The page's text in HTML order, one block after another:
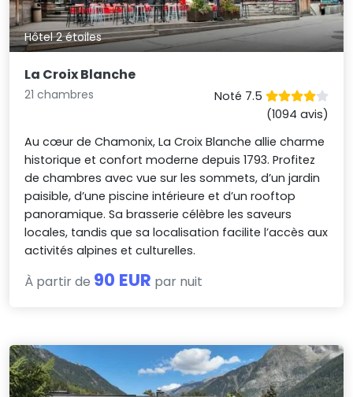
Hôtel 2 étoiles
La Croix Blanche
21 chambres
Noté 7.5
(1094 avis)
Au cœur de Chamonix, La Croix Blanche allie charme
historique et confort moderne depuis 1793. Profitez
de chambres avec vue sur les sommets, d’un jardin
paisible, d’une piscine intérieure et d’un rooftop
panoramique. Sa brasserie célèbre les saveurs
locales, tandis que sa localisation facilite l’accès aux
activités alpines et culturelles.
À partir de 90 EUR par nuit